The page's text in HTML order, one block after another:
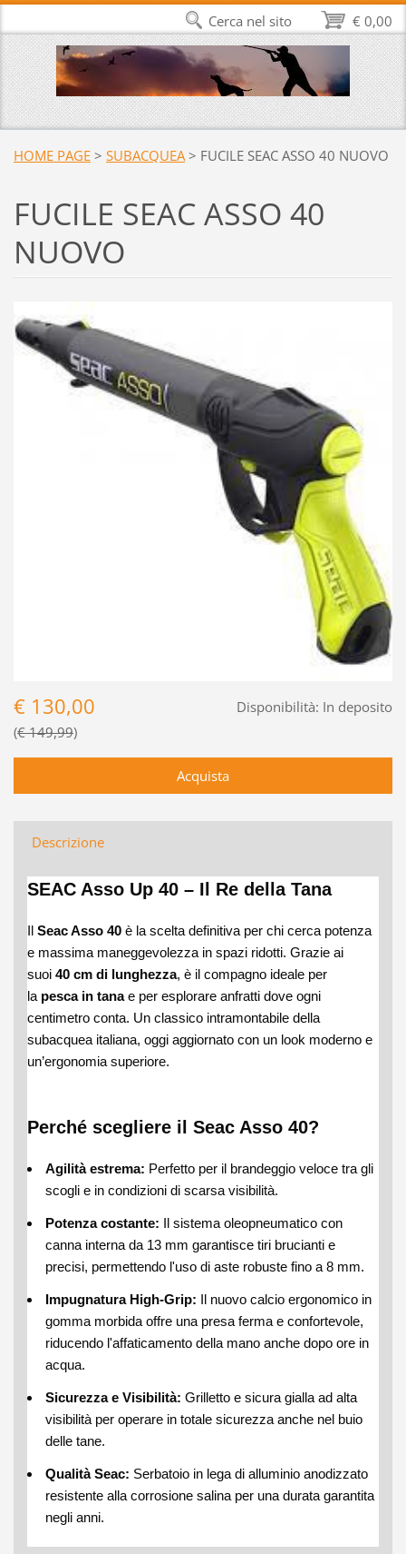
HOME PAGE > SUBACQUEA > FUCILE SEAC ASSO 40 NUOVO
FUCILE SEAC ASSO 40
NUOVO
Disponibilità: In deposito
€ 130,00
€ 149,99
Descrizione
SEAC Asso Up 40 – Il Re della Tana
Il Seac Asso 40è la scelta definitiva per chi cerca potenza
e massima maneggevolezza in spazi ridotti. Grazie ai
suoi 40 cm di lunghezza, è il compagno ideale per
la pesca in tanae per esplorare anfratti dove ogni
centimetro conta. Un classico intramontabile della
subacquea italiana, oggi aggiornato con un look moderno e
un’ergonomia superiore.
Perché scegliere il Seac Asso 40?
Agilità estrema: Perfetto per il brandeggio veloce tra gli
scogli e in condizioni di scarsa visibilità.
Potenza costante: Il sistema oleopneumatico con
canna interna da 13 mm garantisce tiri brucianti e
precisi, permettendo l'uso di aste robuste fino a 8 mm.
Impugnatura High-Grip: Il nuovo calcio ergonomico in
gomma morbida offre una presa ferma e confortevole,
riducendo l'affaticamento della mano anche dopo ore in
acqua.
Sicurezza e Visibilità: Grilletto e sicura gialla ad alta
visibilità per operare in totale sicurezza anche nel buio
delle tane.
Qualità Seac: Serbatoio in lega di alluminio anodizzato
resistente alla corrosione salina per una durata garantita
negli anni.
€ 0,00
Cerca nel sito